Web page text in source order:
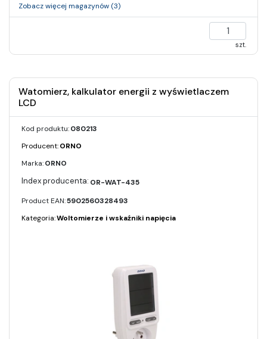
Zobacz więcej magazynów (3)
szt.
Watomierz, kalkulator energii z wyświetlaczem
LCD
Kod produktu:080213
Producent:ORNO
Marka:ORNO
OR-WAT-435
Product EAN:5902560328493
Kategoria:Woltomierze i wskaźniki napięcia